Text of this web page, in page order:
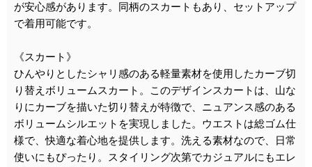
が安心感があります。同柄のスカートもあり、セットアップ
で着用可能です。
《スカート》
ひんやりとしたシャリ感のある軽量素材を使用したカーブ切
り替えボリュームスカート。このデザインスカートは、山な
りにカーブを描いた切り替えが特徴で、ニュアンス感のある
ボリュームシルエットを実現しました。ウエストは総ゴム仕
様で、快適な着心地を提供します。洗える素材なので、日常
使いにもぴったり。スタイリング次第でカジュアルにもエレ